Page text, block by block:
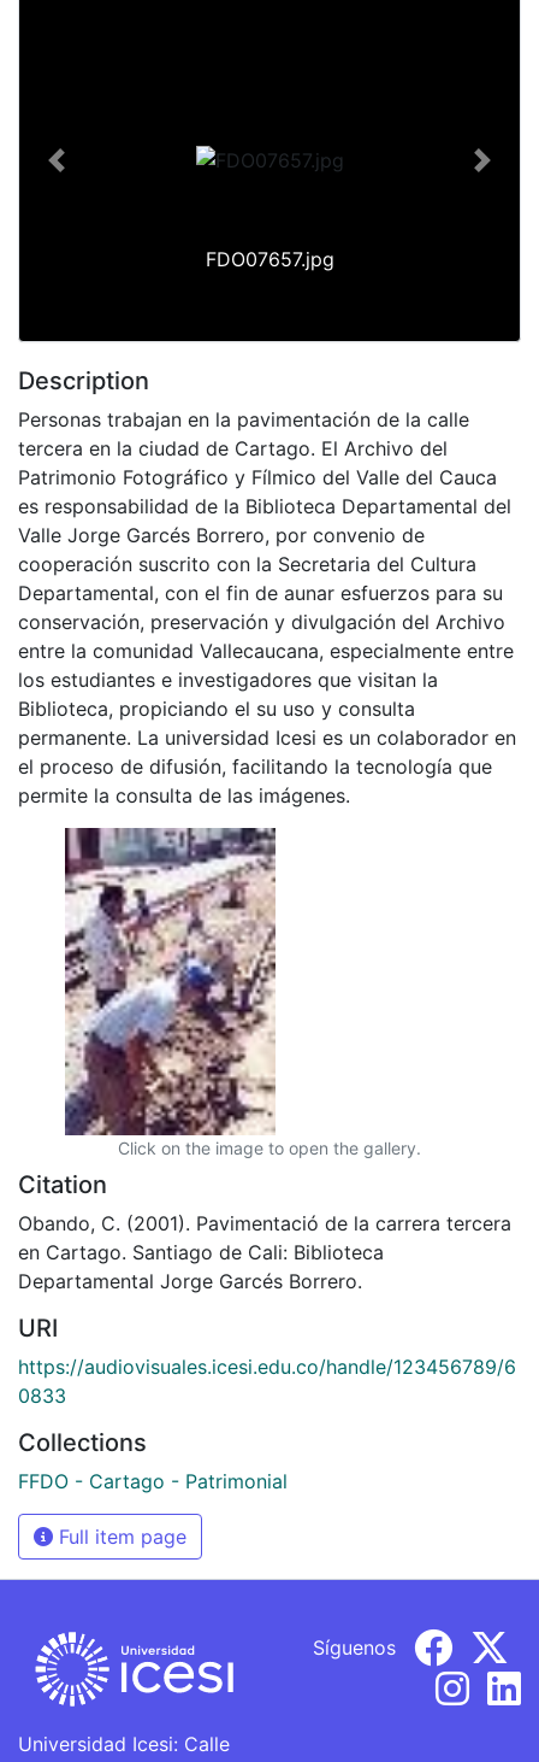
FDO07657.jpg
Previous Next
Description
Personas trabajan en la pavimentación de la calle
tercera en la ciudad de Cartago. El Archivo del
Patrimonio Fotográfico y Fílmico del Valle del Cauca
es responsabilidad de la Biblioteca Departamental del
Valle Jorge Garcés Borrero, por convenio de
cooperación suscrito con la Secretaria del Cultura
Departamental, con el fin de aunar esfuerzos para su
conservación, preservación y divulgación del Archivo
entre la comunidad Vallecaucana, especialmente entre
los estudiantes e investigadores que visitan la
Biblioteca, propiciando el su uso y consulta
permanente. La universidad Icesi es un colaborador en
el proceso de difusión, facilitando la tecnología que
permite la consulta de las imágenes.
Click on the image to open the gallery.
Citation
Obando, C. (2001). Pavimentació de la carrera tercera
en Cartago. Santiago de Cali: Biblioteca
Departamental Jorge Garcés Borrero.
URI
https://audiovisuales.icesi.edu.co/handle/123456789/6
0833
Collections
FFDO - Cartago - Patrimonial
Full item page
Universidad Icesi: Calle
Síguenos